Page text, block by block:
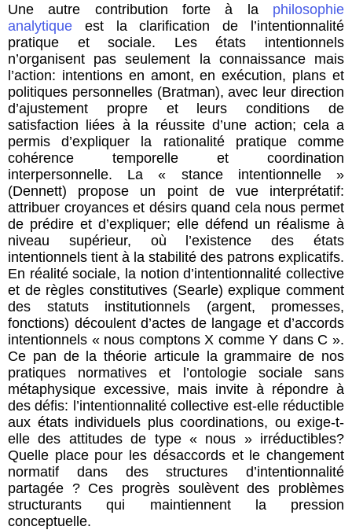
Une autre contribution forte à la philosophie
analytique est la clarification de l’intentionnalité
pratique et sociale. Les états intentionnels
n’organisent pas seulement la connaissance mais
l’action: intentions en amont, en exécution, plans et
politiques personnelles (Bratman), avec leur direction
d’ajustement propre et leurs conditions de
satisfaction liées à la réussite d’une action; cela a
permis d’expliquer la rationalité pratique comme
cohérence temporelle et coordination
interpersonnelle. La « stance intentionnelle »
(Dennett) propose un point de vue interprétatif:
attribuer croyances et désirs quand cela nous permet
de prédire et d’expliquer; elle défend un réalisme à
niveau supérieur, où l’existence des états
intentionnels tient à la stabilité des patrons explicatifs.
En réalité sociale, la notion d’intentionnalité collective
et de règles constitutives (Searle) explique comment
des statuts institutionnels (argent, promesses,
fonctions) découlent d’actes de langage et d’accords
intentionnels « nous comptons X comme Y dans C ».
Ce pan de la théorie articule la grammaire de nos
pratiques normatives et l’ontologie sociale sans
métaphysique excessive, mais invite à répondre à
des défis: l’intentionnalité collective est-elle réductible
aux états individuels plus coordinations, ou exige-t-
elle des attitudes de type « nous » irréductibles?
Quelle place pour les désaccords et le changement
normatif dans des structures d’intentionnalité
partagée ? Ces progrès soulèvent des problèmes
structurants qui maintiennent la pression
conceptuelle.